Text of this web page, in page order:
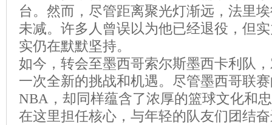
台。然而，尽管距离聚光灯渐远，法里
未减。许多人曾误以为他已经退役，但
实仍在默默坚持。
如今，转会至墨西哥索尔斯墨西卡利队
一次全新的挑战和机遇。尽管墨西哥联
NBA，却同样蕴含了浓厚的篮球文化和
在这里担任核心，与年轻的队友们团结